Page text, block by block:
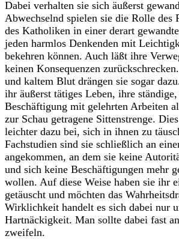
Dabei verhalten sie sich äußerst
Abwechselnd spielen sie die Rolle des
des Katholiken in einer derart
jeden harmlos Denkenden mit
bekehren können. Auch läßt ihre
keinen Konsequenzen
und kaltem Blut drängen sie sogar
ihr äußerst tätiges Leben, ihre
Beschäftigung mit gelehrten Arbeiten
zur Schau getragene Sittenstrenge.
leichter dazu bei, sich in ihnen zu
Fachstudien sind sie schließlich an
angekommen, an dem sie keine
und sich keine Beschäftigungen mehr
wollen. Auf diese Weise haben sie ihr
getäuscht und möchten das
Wirklichkeit handelt es sich dabei nur
Hartnäckigkeit. Man sollte dabei fast
zweifeln.